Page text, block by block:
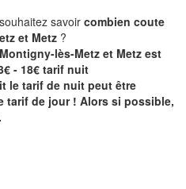
savoir combien coute
et Metz ?
lès-Metz et Metz est
- 18€ tarif nuit
le tarif de nuit peut être
tarif de jour ! Alors si possible,